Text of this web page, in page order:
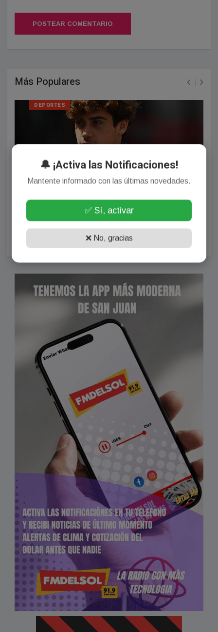
POSTEAR COMENTARIO
Más Populares
DEPORTES
Franco Colapinto sufrió un robo en Italia en plenas
vacaciones y estalló: "Ni la matera dejaron"
🔔 ¡Activa las Notificaciones!
Mantente informado con las últimas novedades.
✅ Sí, activar
❌ No, gracias